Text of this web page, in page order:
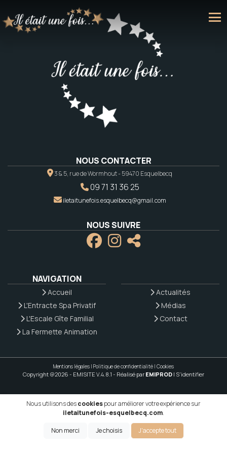
NOUS CONTACTER
3 & 5, rue de Wormhout - 59470 Esquelbecq
09 71 31 36 25
iletaitunefois.esquelbecq@gmail.com
NOUS SUIVRE
NAVIGATION
Accueil
L'Entracte Spa Privatif
L'Escale Gîte Familial
La Fermette Animation
Actualités
Médias
Contact
Mentions légales | Politique de confidentialité | Cookies
Copyright @2026 - EMISITE V.4.8.1 - Réalisé par EMIPROD | S'identifier
Nous utilisons descookiespour améliorer votre expérience sur
iletaitunefois-esquelbecq.com.
Non merci Je choisis J'accepte tout